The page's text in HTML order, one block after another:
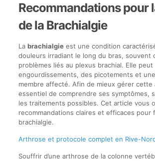
Recommandations pour
de la Brachialgie
La brachialgieest une condition
douleurs irradiant le long du bras, souvent
problèmes liés au plexus brachial. Elle
engourdissements, des picotements et
membre affecté. Afin de mieux gérer
essentiel de comprendre ses symptômes,
les traitements possibles. Cet article vous
recommandations claires et efficaces pour
brachialgie.
Arthrose et protocole complet en Rive-
Souffrir d’une arthrose de la colonne